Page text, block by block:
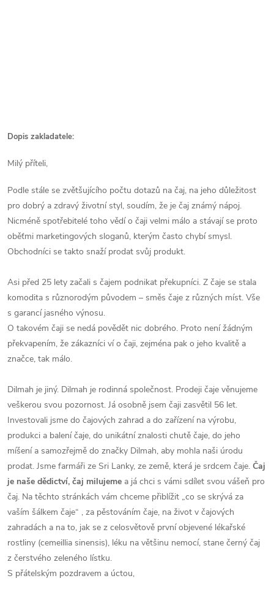
Dopis zakladatele:
Milý příteli,
Podle stále se zvětšujícího počtu dotazů na čaj, na jeho důležitost
pro dobrý a zdravý životní styl, soudím, že je čaj známý nápoj.
Nicméně spotřebitelé toho vědí o čaji velmi málo a stávají se proto
oběťmi marketingových sloganů, kterým často chybí smysl.
Obchodníci se takto snaží prodat svůj produkt.
Asi před 25 lety začali s čajem podnikat překupníci. Z čaje se stala
komodita s různorodým původem – směs čaje z různých míst. Vše
s garancí jasného výnosu.
O takovém čaji se nedá povědět nic dobrého. Proto není žádným
překvapením, že zákazníci ví o čaji, zejména pak o jeho kvalitě a
značce, tak málo.
Dilmah je jiný. Dilmah je rodinná společnost. Prodeji čaje věnujeme
veškerou svou pozornost. Já osobně jsem čaji zasvětil 56 let.
Investovali jsme do čajových zahrad a do zařízení na výrobu,
produkci a balení čaje, do unikátní znalosti chutě čaje, do jeho
míšení a samozřejmě do značky Dilmah, aby mohla naši úrodu
prodat. Jsme farmáři ze Sri Lanky, ze země, která je srdcem čaje. Čaj
je naše dědictví, čaj milujeme a já chci s vámi sdílet svou vášeň pro
čaj. Na těchto stránkách vám chceme přiblížit „co se skrývá za
vaším šálkem čaje“ , za pěstováním čaje, na život v čajových
zahradách a na to, jak se z celosvětově první objevené lékařské
rostliny (cemeillia sinensis), léku na většinu nemocí, stane černý čaj
z čerstvého zeleného lístku.
S přátelským pozdravem a úctou,